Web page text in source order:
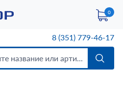
0
8 (351) 779-46-17